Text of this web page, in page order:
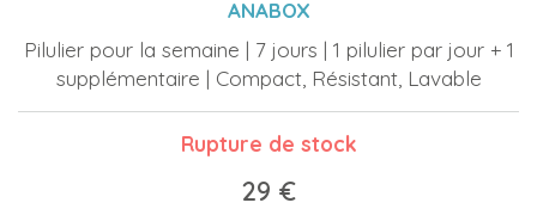
ANABOX
Pilulier pour la semaine | 7 jours | 1 pilulier par jour + 1
supplémentaire | Compact, Résistant, Lavable
Rupture de stock
29 €